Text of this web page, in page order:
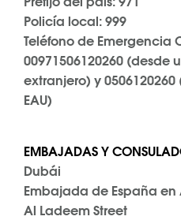
Policía local: 999
Teléfono de Emergencia
00971506120260 (desde
extranjero) y
EAU)​
EMBAJADAS Y
Dubái
Embajada de España en
Al Ladeem Street